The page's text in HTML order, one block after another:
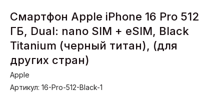
Смартфон Apple iPhone 16 Pro 512
ГБ, Dual: nano SIM + eSIM, Black
Titanium (черный титан), (для
других стран)
Apple
Артикул: 16-Pro-512-Black-1